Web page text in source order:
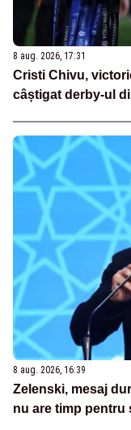
8 aug. 2026, 17:31
Cristi Chivu,
câștigat derby-ul
8 aug. 2026, 16:39
Zelenski, mesaj
nu are timp pentru